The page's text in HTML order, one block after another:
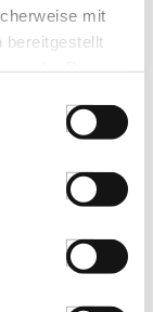
mit
bereitgestellt
IGP/g.U., 500 g